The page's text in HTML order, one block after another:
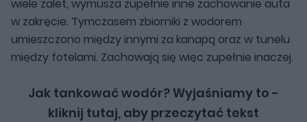
wiele zalet, wymusza zupełnie inne zachowanie auta
w zakręcie. Tymczasem zbiorniki z wodorem
umieszczono między innymi za kanapą oraz w tunelu
między fotelami. Zachowają się więc zupełnie inaczej.
Jak tankować wodór? Wyjaśniamy to -
kliknij tutaj, aby przeczytać tekst